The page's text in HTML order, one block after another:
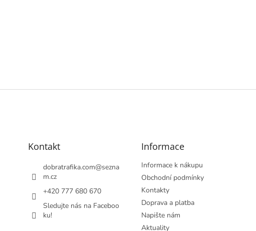
Kontakt
dobratrafika.com@sezna
m.cz
+420 777 680 670
Sledujte nás na Faceboo
ku!
Informace
Informace k nákupu
Obchodní podmínky
Kontakty
Doprava a platba
Napište nám
Aktuality